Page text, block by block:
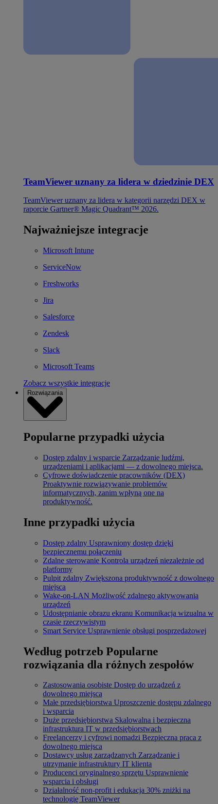
TeamViewer uznany za lidera w dziedzinie DEX
TeamViewer uznany za lidera w kategorii narzędzi DEX w
raporcie Gartner® Magic Quadrant™ 2026.
Najważniejsze integracje
Microsoft Intune
ServiceNow
Freshworks
Jira
Salesforce
Zendesk
Slack
Microsoft Teams
Zobacz wszystkie integracje
Rozwiązania
Popularne przypadki użycia
Dostęp zdalny i wsparcie Zarządzanie ludźmi,
urządzeniami i aplikacjami — z dowolnego miejsca.
Cyfrowe doświadczenie pracowników (DEX)
Proaktywnie rozwiązywanie problemów
informatycznych, zanim wpłyną one na
produktywność.
Inne przypadki użycia
Dostęp zdalny Usprawniony dostęp dzięki
bezpiecznemu połączeniu
Zdalne sterowanie Kontrola urządzeń niezależnie od
platformy
Pulpit zdalny Zwiększona produktywność z dowolnego
miejsca
Wake-on-LAN Możliwość zdalnego aktywowania
urządzeń
Udostępnianie obrazu ekranu Komunikacja wizualna w
czasie rzeczywistym
Smart Service Usprawnienie obsługi posprzedażowej
Według potrzeb Popularne
rozwiązania dla różnych zespołów
Zastosowania osobiste Dostęp do urządzeń z
dowolnego miejsca
Małe przedsiębiorstwa Uproszczenie dostępu zdalnego
i wsparcia
Duże przedsiębiorstwa Skalowalna i bezpieczna
infrastruktura IT w przedsiębiorstwach
Freelancerzy i cyfrowi nomadzi Bezpieczna praca z
dowolnego miejsca
Dostawcy usług zarządzanych Zarządzanie i
utrzymanie infrastruktury IT klienta
Producenci oryginalnego sprzętu Usprawnienie
wsparcia i obsługi
Działalność non-profit i edukacja 30% zniżki na
technologię TeamViewer